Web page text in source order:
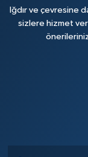
Iğdır ve çevresine
sizlere hizmet